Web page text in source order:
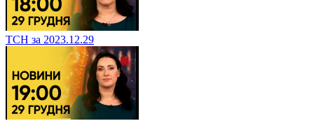
ТСН за 2023.12.29